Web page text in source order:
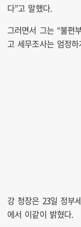
다”고 말했다.
그러면서 그는 “불편
고 세무조사는 엄정
강 청장은 23일 정부
에서 이같이 밝혔다.